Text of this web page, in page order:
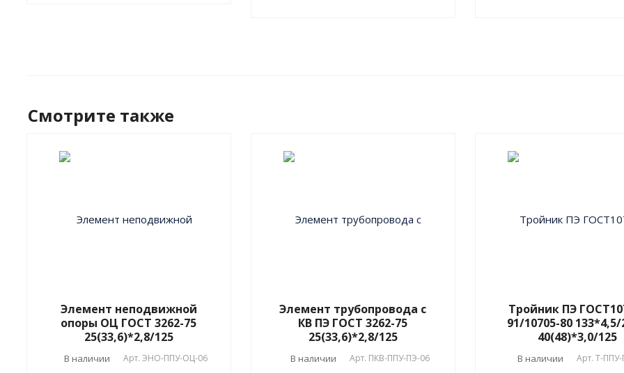
Смотрите также
Элемент неподвижной
опоры ОЦ ГОСТ 3262-75
25(33,6)*2,8/125
В наличии Арт. ЭНО-ППУ-ОЦ-06
Элемент трубопровода с
КВ ПЭ ГОСТ 3262-75
25(33,6)*2,8/125
В наличии Арт. ПКВ-ППУ-ПЭ-06
Тройник ПЭ
91/10705-80 133*4,5/
40(48)*3,0/125
В наличии Арт.T-